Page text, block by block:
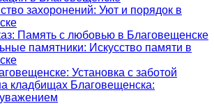
захоронений: Уют и порядок в
Память с любовью в Благовещенске
памятники: Искусство памяти в
Установка с заботой
кладбищах Благовещенска: